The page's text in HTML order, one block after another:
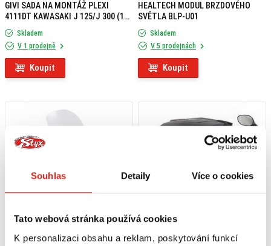
Souhlas Detaily Více o cookies
Tato webová stránka používá cookies
K personalizaci obsahu a reklam, poskytování funkcí
GIVI SADA NA MONTÁŽ PLEXI
4111DT KAWASAKI J 125/J 300 (14-
19) D4111KIT
Skladem
V 1 prodejně
Koupit
HEALTECH MODUL BRZDOVÉHO
SVĚTLA BLP-U01
Skladem
V 5 prodejnách
Koupit